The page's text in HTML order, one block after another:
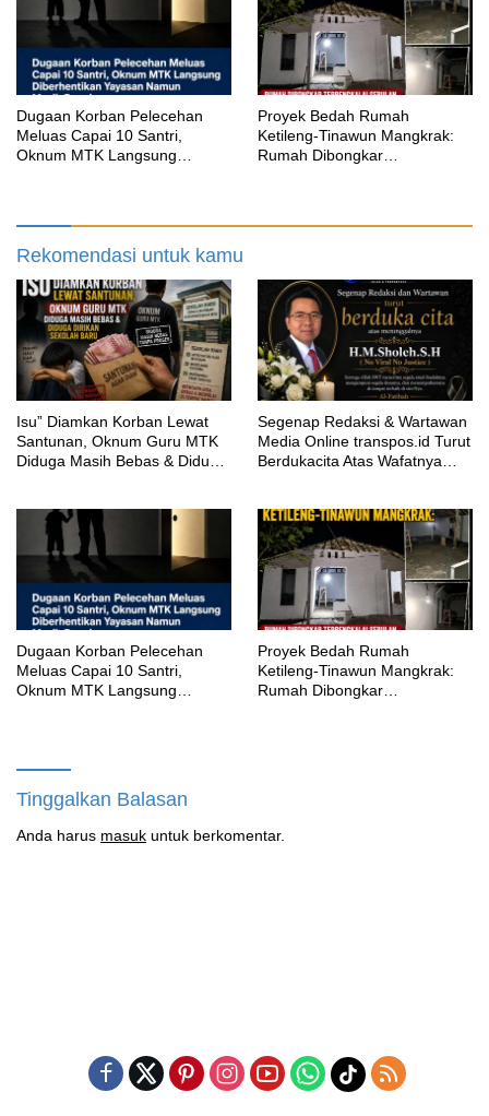
‎Dugaan Korban Pelecehan
Meluas Capai 10 Santri,
Oknum MTK Langsung
Proyek Bedah Rumah
Ketileng-Tinawun Mangkrak:
Rumah Dibongkar
Rekomendasi untuk kamu
‎Isu” Diamkan Korban Lewat
Santunan, Oknum Guru MTK
Diduga Masih Bebas & Diduga
Segenap Redaksi & Wartawan
Media Online transpos.id Turut
Berdukacita Atas Wafatnya
‎Dugaan Korban Pelecehan
Meluas Capai 10 Santri,
Oknum MTK Langsung
Proyek Bedah Rumah
Ketileng-Tinawun Mangkrak:
Rumah Dibongkar
Tinggalkan Balasan
Anda harus masuk untuk berkomentar.